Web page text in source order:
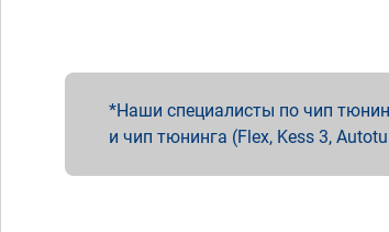
Наши специалисты по чип
и чип тюнинга (Flex, Kess 3,